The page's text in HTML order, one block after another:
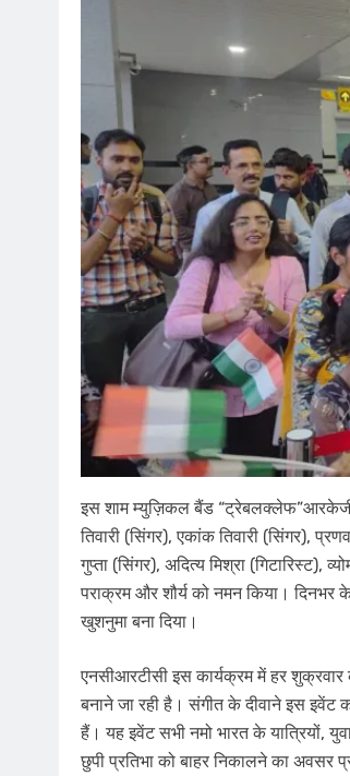
इस शाम म्युज़िकल बैंड
तिवारी (सिंगर), एकांक तिवारी (सिंगर),
गुप्ता (सिंगर), अदित्य मिश्रा (गिटारिस्ट),
पराक्रम और शौर्य को नमन किया।
खुशनुमा बना दिया।
एनसीआरटीसी इस कार्यक्रम में हर
बनाने जा रही है। संगीत के दीवाने इस
हैं। यह इवेंट सभी नमो भारत के यात्रियों,
छुपी प्रतिभा को बाहर निकालने का अवसर